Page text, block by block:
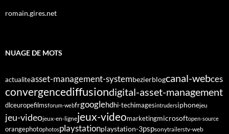
romain.gires.net
NUAGE DE MOTS
actualiteasset-management-systembezierblogcanal-webces
convergencediffusiondigital-asset-management
dlceuropefilmsforum-webfrgooglehdhi-techimagesintrudersiphonejeu
jeu-videojeux-en-lignejeux-videomarketingmicrosoftopen-source
orangephotophotosplaystationplaystation-3pspsonytrailerstv-web